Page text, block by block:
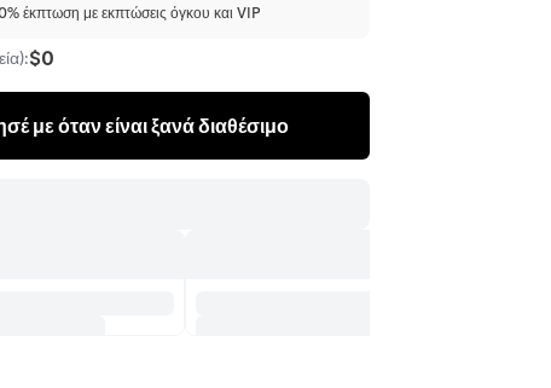
έκπτωση με εκπτώσεις όγκου και VIP
$0
με όταν είναι ξανά διαθέσιμο